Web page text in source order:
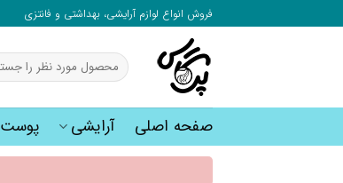
محتوا
فروش انواع لوازم آرایشی، بهداشتی و فانتزی
جستجو
برای:
صفحه اصلی آرایشی پوست